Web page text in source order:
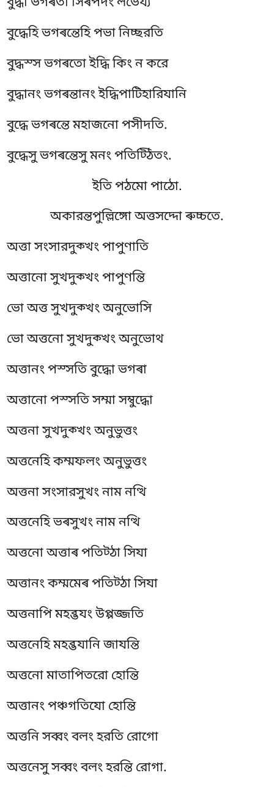
বুদ্ধেহি ভগৰন্তেহি পভা নিচ্ছরতি
বুদ্ধস্স ভগৰতো ইদ্ধি কিং ন করে
বুদ্ধানং ভগৰন্তানং ইদ্ধিপাটিহারিযানি
বুদ্ধে ভগৰন্তে মহাজনো পসীদতি.
বুদ্ধেসু ভগৰন্তেসু মনং পতিট্ঠিতং.
ইতি পঠমো পাঠো.
অকারন্তপুল্লিঙ্গো অত্তসদ্দো ৰুচ্চতে.
অত্তা সংসারদুক্খং পাপুণাতি
অত্তানো সুখদুক্খং পাপুণন্তি
ভো অত্ত সুখদুক্খং অনুভোসি
ভো অত্তনো সুখদুক্খং অনুভোথ
অত্তানং পস্সতি বুদ্ধো ভগৰা
অত্তানোপস্সতি সম্মা সম্বুদ্ধো
অত্তনা সুখদুক্খং অনুভুত্তং
অত্তনেহি কম্মফলং অনুভুত্তং
অত্তনা সংসারসুখং নাম নত্থি
অত্তনেহি ভৰসুখং নাম নত্থি
অত্তনো অত্তাৰ পতিট্ঠা সিযা
অত্তানং কম্মমেৰ পতিট্ঠা সিযা
অত্তনাপি মহব্ভযং উপ্পজ্জতি
অত্তনেহি মহব্ভযানি জাযন্তি
অত্তনো মাতাপিতরো হোন্তি
অত্তানং পঞ্চগতিযো হোন্তি
অত্তনি সব্বং বলং হরতি রোগো
অত্তনেসু সব্বং বলং হরন্তি রোগা.